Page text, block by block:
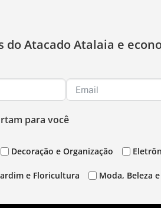
Atacado Atalaia e
para você
Decoração e Organização
e Floricultura Moda, Beleza